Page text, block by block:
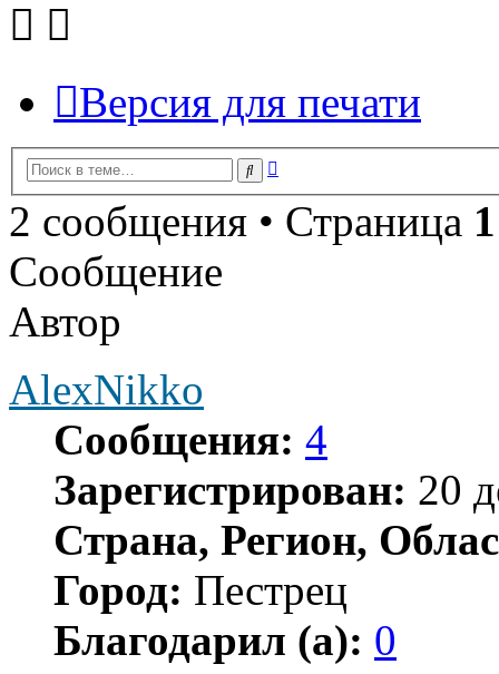
Версия для печати
Поиск
2 сообщения • Страница 1
Сообщение
Автор
AlexNikko
Сообщения: 4
Зарегистрирован: 20
Страна, Регион,
Город: Пестрец
Благодарил (а): 0